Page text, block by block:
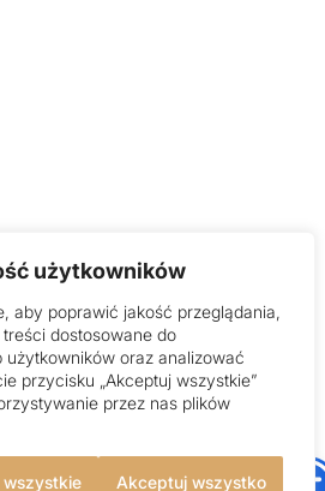
użytkowników
aby poprawić jakość przeglądania,
dostosowane do
oraz analizować
przycisku „Akceptuj wszystkie”
przez nas plików
Akceptuj wszystko